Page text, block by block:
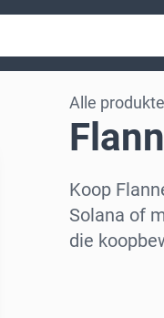
Alle produkte
Koop
Solana of
die